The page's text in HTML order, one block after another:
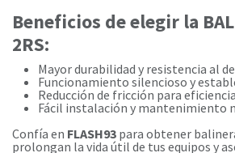
Beneficios de elegir la
2RS:
Mayor durabilidad y resistencia al
Funcionamiento silencioso y
Reducción de fricción para
Fácil instalación y mantenimiento
Confía en FLASH93 para obtener
prolongan la vida útil de tus equipos y